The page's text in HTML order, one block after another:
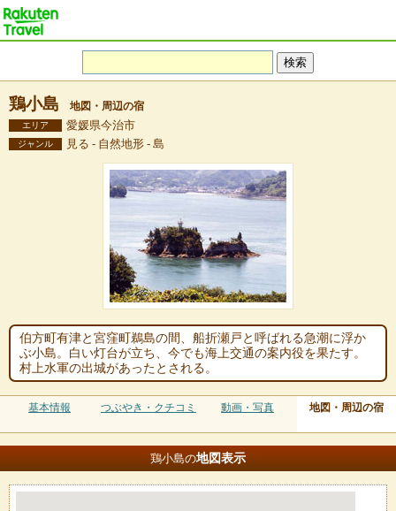
鶏小島 地図・周辺の宿
エリア 愛媛県今治市
ジャンル 見る - 自然地形 - 島
伯方町有津と宮窪町鵜島の間、船折瀬戸と呼ばれる急潮に浮か
ぶ小島。白い灯台が立ち、今でも海上交通の案内役を果たす。
村上水軍の出城があったとされる。
基本情報 つぶやき・クチコミ 動画・写真 地図・周辺の宿
鶏小島の地図表示